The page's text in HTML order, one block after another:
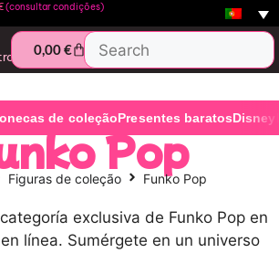
(consultar condições)
0,00€
de coleçãoPresentes baratosDisney
Pop
Figuras de coleção Funko Pop
exclusiva de Funko Pop en
línea. Sumérgete en un universo